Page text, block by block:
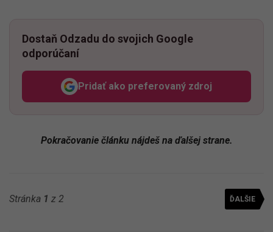
Dostaň Odzadu do svojich Google
odporúčaní
Pridať ako preferovaný zdroj
Odzadu, odkaz sa otvorí v
Pokračovanie článku nájdeš na ďalšej strane.
Stránka 1 z 2 ĎALŠIE